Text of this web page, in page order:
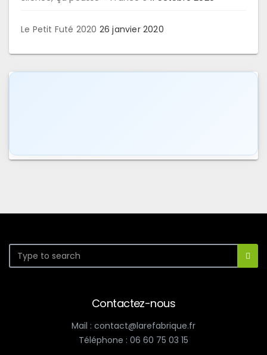
Le Petit Futé 2020 26 janvier 2020
Contactez-nous
Mail : contact@larefabrique.fr
Téléphone : 06 60 75 03 15